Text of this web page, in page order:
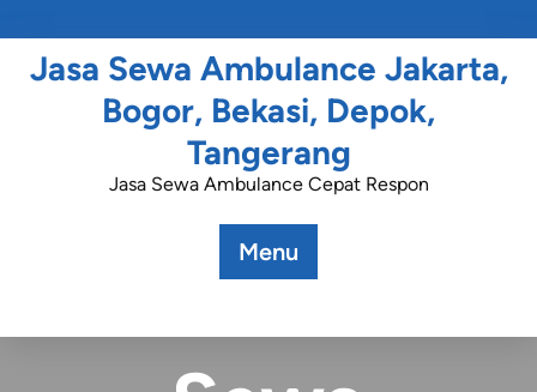
Jasa Sewa Ambulance Jakarta,
Bogor, Bekasi, Depok,
Tangerang
Jasa Sewa Ambulance Cepat Respon
Menu